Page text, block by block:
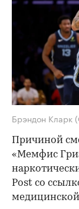
Брэндон Кларк
Причиной
«Мемфис
Post со